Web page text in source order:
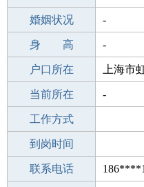
出生年月 1994-12-
婚姻状况 -
学 历 职校/技校
身 高 -
毕业学校 职校/技
户口所在 上海市
所学专业 -
当前所在 -
工作经验
工作方式
驾 照
到岗时间
期望月薪
联系电话